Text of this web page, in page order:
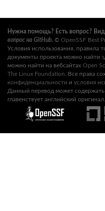
Нужна помощь? Есть вопрос?
вопрос на GitHub. © OpenSSF Best
Условия использования, правила
документы проекта можно найти
можно найти на вебсайтах Open
The Linux Foundation . Все права
конфиденциальности и условия
Данный перевод может
главенствует английский оригинал.